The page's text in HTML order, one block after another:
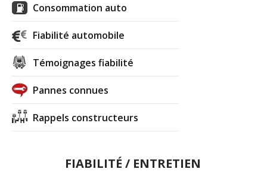
Consommation auto
Fiabilité automobile
Témoignages fiabilité
Pannes connues
Rappels constructeurs
FIABILITÉ / ENTRETIEN